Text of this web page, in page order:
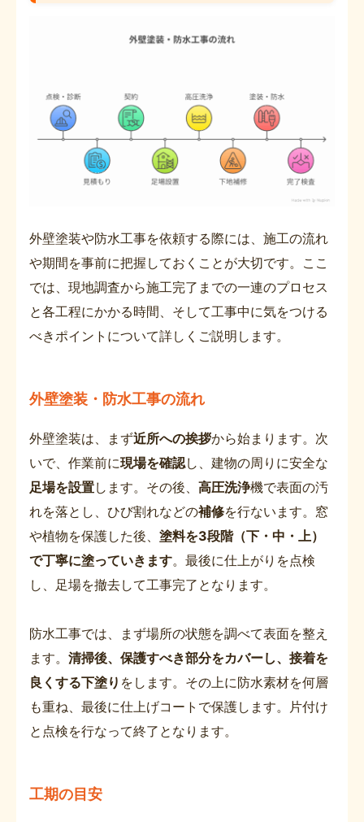
外壁塗装や防水工事を依頼する際には、施工の流れ
や期間を事前に把握しておくことが大切です。ここ
では、現地調査から施工完了までの一連のプロセス
と各工程にかかる時間、そして工事中に気をつける
べきポイントについて詳しくご説明します。
外壁塗装・防水工事の流れ
外壁塗装は、まず近所への挨拶から始まります。次
いで、作業前に現場を確認し、建物の周りに安全な
足場を設置します。その後、 高圧洗浄機で表面の汚
れを落とし、ひび割れなどの補修を行ないます。窓
や植物を保護した後、 塗料を3段階（下・中・上）
で丁寧に塗っていきます。最後に仕上がりを点検
し、足場を撤去して工事完了となります。
防水工事では、まず場所の状態を調べて表面を整え
ます。 清掃後、保護すべき部分をカバーし、接着を
良くする下塗り をします。その上に防水素材を何層
も重ね、最後に仕上げコートで保護します。片付け
と点検を行なって終了となります。
工期の目安